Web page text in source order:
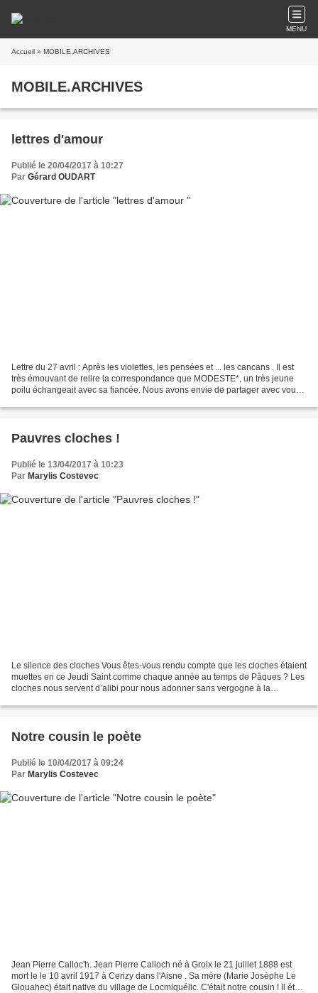
MENU
Accueil » MOBILE.ARCHIVES
MOBILE.ARCHIVES
lettres d'amour
Publié le 20/04/2017 à 10:27
Par Gérard OUDART
Lettre du 27 avril : Après les violettes, les pensées et ... les cancans . Il est
très émouvant de relire la correspondance que MODESTE*, un très jeune
poilu échangeait avec sa fiancée. Nous avons envie de partager avec vous
Pauvres cloches !
Publié le 13/04/2017 à 10:23
Par Marylis Costevec
Le silence des cloches Vous êtes-vous rendu compte que les cloches étaient
muettes en ce Jeudi Saint comme chaque année au temps de Pâques ? Les
cloches nous servent d’alibi pour nous adonner sans vergogne à la
Notre cousin le poète
Publié le 10/04/2017 à 09:24
Par Marylis Costevec
Jean Pierre Calloc'h. Jean Pierre Calloch né à Groix le 21 juillet 1888 est
mort le le 10 avril 1917 à Cerizy dans l'Aisne . Sa mère (Marie Josèphe Le
Glouahec) était native du village de Locmiquélic. C'était notre cousin ! Il était